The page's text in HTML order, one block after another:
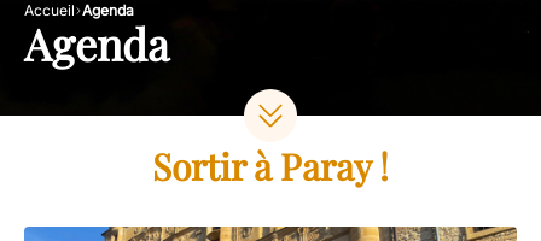
Accueil Agenda
Agenda
Sortir à Paray !